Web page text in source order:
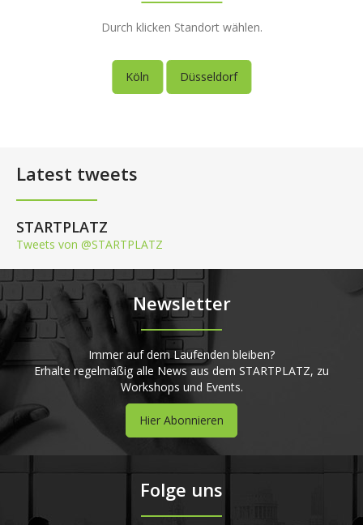
Durch klicken Standort wählen.
Köln Düsseldorf
Latest tweets
STARTPLATZ
Tweets von @STARTPLATZ
Newsletter
Immer auf dem Laufenden bleiben?
Erhalte regelmäßig alle News aus dem STARTPLATZ, zu
Workshops und Events.
Hier Abonnieren
Folge uns